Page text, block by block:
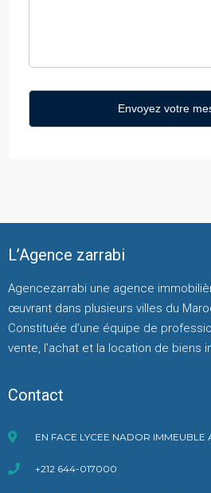
L’Agence zarrabi
Agencezarrabi une agence
œuvrant dans plusieurs villes du
Constituée d’une équipe de
vente, l’achat et la location de biens
Contact
EN FACE LYCEE NADOR
+212 644-017000